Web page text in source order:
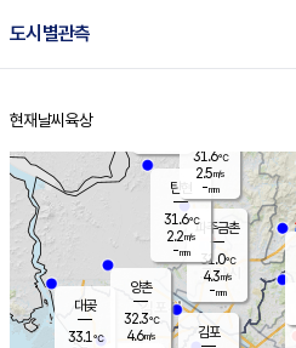
도시별관측
홈
현재날씨 육상
파주금촌
31.0℃
4.3m/s
-mm
대곶
33.1℃
탄현
31.6℃
2.2m/s
-mm
김포
양촌
32.3℃
4.6m/s
31.6℃
2.5m/s
-mm